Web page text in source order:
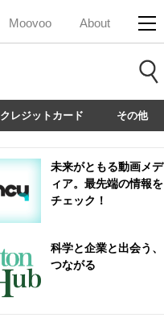
Moovoo About
クレジットカード その他
未来がともる動画メデ
ィア。最先端の情報を
チェック！
科学と企業と出会う、
つながる